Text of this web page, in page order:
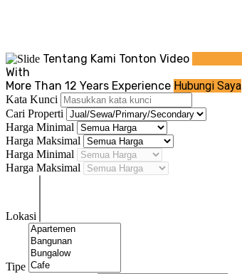
Tentang Kami Tonton Video
With
More Than 12 Years Experience Hubungi Saya
Kata Kunci
Cari Properti
Harga Minimal
Harga Maksimal
Harga Minimal
Harga Maksimal
Lokasi
Tipe